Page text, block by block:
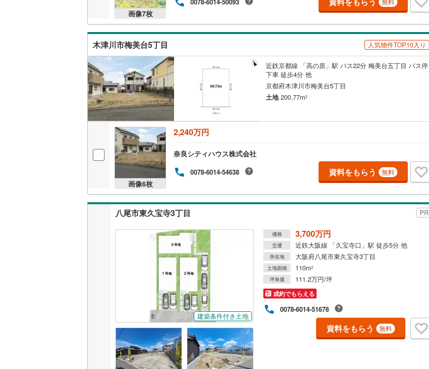
画像7枚
木津川市梅美台5丁目 人気物件TOP10入り
近鉄京都線 「高の原」駅 バス22分 梅美台五丁目 バス停
下車 徒歩4分 他
京都府木津川市梅美台5丁目
土地200.77m2
画像6枚
2,240万円
奈良シティハウス株式会社
0078-6014-54638 資料をもらう 無料
八尾市東久宝寺3丁目 PR
建築条件付き土地
価格 3,700万円
交通 近鉄大阪線 「久宝寺口」駅 徒歩5分 他
所在地 大阪府八尾市東久宝寺3丁目
土地面積 110m2
坪単価 111.2万円/坪
成約でもらえる
0078-6014-51678
資料をもらう 無料